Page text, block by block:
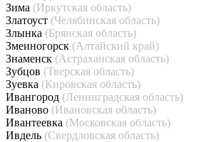
Зима (Иркутская область)
Златоуст (Челябинская область)
Злынка (Брянская область)
Змеиногорск (Алтайский край)
Знаменск (Астраханская область)
Зубцов (Тверская область)
Зуевка (Кировская область)
Ивангород (Ленинградская область)
Иваново (Ивановская область)
Ивантеевка (Московская область)
Ивдель (Свердловская область)